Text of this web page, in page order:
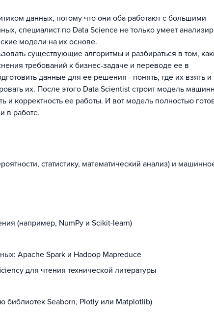
данных, потому что они оба работают с большими
специалист по Data Science не только умеет
модели на их основе.
существующие алгоритмы и разбираться в том,
требований к бизнес-задаче и переводе ее в
данные для ее решения - понять, где их взять и
их. После этого Data Scientist строит модель
и корректность ее работы. И вот модель полностью
в работе.
статистику, математический анализ) и
(например, NumPy и Scikit-learn)
Apache Spark и Hadoop Mapreduce
для чтения технической литературы
библиотек Seaborn, Plotly или Matplotlib)